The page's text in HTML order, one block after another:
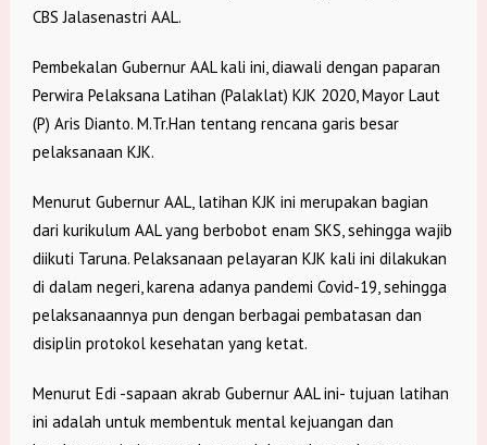
CBS Jalasenastri AAL.
Pembekalan Gubernur AAL kali ini, diawali dengan paparan
Perwira Pelaksana Latihan (Palaklat) KJK 2020, Mayor Laut
(P) Aris Dianto. M.Tr.Han tentang rencana garis besar
pelaksanaan KJK.
Menurut Gubernur AAL, latihan KJK ini merupakan bagian
dari kurikulum AAL yang berbobot enam SKS, sehingga wajib
diikuti Taruna. Pelaksanaan pelayaran KJK kali ini dilakukan
di dalam negeri, karena adanya pandemi Covid-19, sehingga
pelaksanaannya pun dengan berbagai pembatasan dan
disiplin protokol kesehatan yang ketat.
Menurut Edi -sapaan akrab Gubernur AAL ini- tujuan latihan
ini adalah untuk membentuk mental kejuangan dan